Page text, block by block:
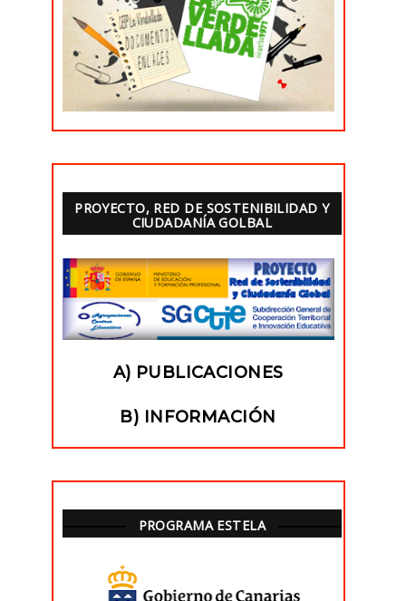
PROYECTO, RED DE SOSTENIBILIDAD Y
CIUDADANÍA GOLBAL
A) PUBLICACIONES
B) INFORMACIÓN
PROGRAMA ESTELA